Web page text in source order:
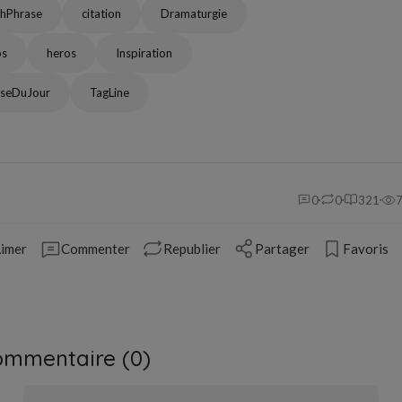
citation Dramaturgie
heros Inspiration
TagLine
0 0 321
Commenter Republier Partager Favoris
(0)